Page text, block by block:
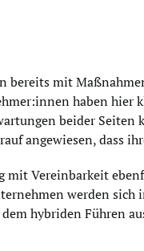
mit
haben
beider
angewiesen, dass
Vereinbarkeit
werden
hybriden Führen